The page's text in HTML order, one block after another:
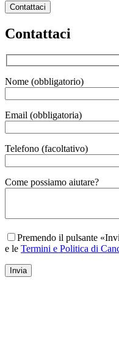
Contattaci
Contattaci
Nome (obbligatorio)
Email (obbligatoria)
Telefono (facoltativo)
Gender
Come possiamo aiutare?
Premendo il pulsante
e le Termini e Politica di